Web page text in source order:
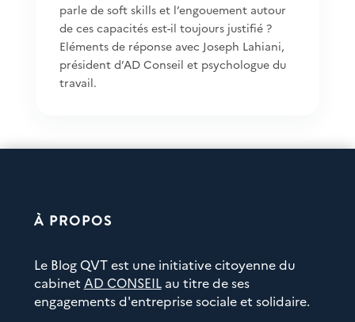
parle de soft skills et l’engouement autour
de ces capacités est-il toujours justifié ?
Eléments de réponse avec Joseph Lahiani,
président d’AD Conseil et psychologue du
travail.
À PROPOS
Le Blog QVT est une initiative citoyenne du
cabinet AD CONSEILau titre de ses
engagements d'entreprise sociale et solidaire.